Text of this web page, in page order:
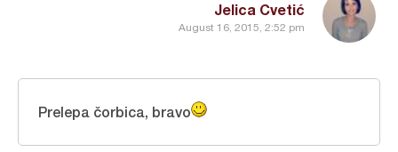
Jelica Cvetić
August 16, 2015, 2:52 pm
Prelepa čorbica, bravo